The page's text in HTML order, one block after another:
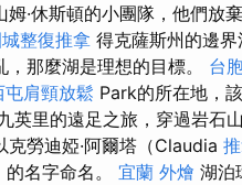
·休斯頓的小團隊，他們放
整復推拿 得克薩斯州的邊
那麼湖是理想的目標。 台
屯肩頸放鬆 Park的所在地，
英里的遠足之旅，穿過岩石
勞迪婭·阿爾塔（Claudia
名字命名。 宜蘭 外燴 湖泊